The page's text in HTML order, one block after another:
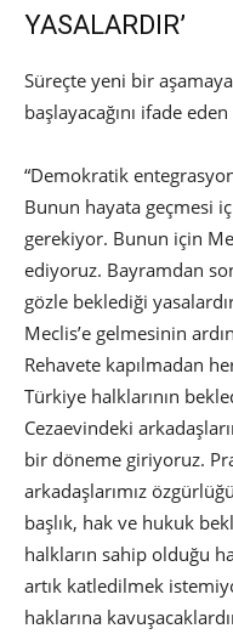
YASALARDIR’
Süreçte yeni bir
başlayacağını ifade
“Demokratik
Bunun hayata geçmesi
gerekiyor. Bunun için
ediyoruz. Bayramdan
gözle beklediği
Meclis’e gelmesinin
Rehavete kapılmadan
Türkiye halklarının
Cezaevindeki
bir döneme giriyoruz.
arkadaşlarımız
başlık, hak ve hukuk
halkların sahip olduğu
artık katledilmek
haklarına